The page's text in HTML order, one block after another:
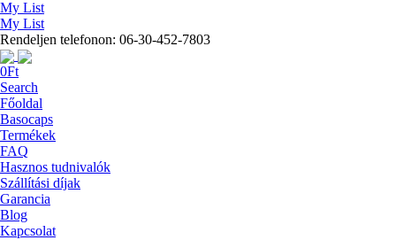
My List
My List
Rendeljen telefonon: 06-30-452-7803
0Ft
Search
Főoldal
Basocaps
Termékek
FAQ
Hasznos tudnivalók
Szállítási díjak
Garancia
Blog
Kapcsolat